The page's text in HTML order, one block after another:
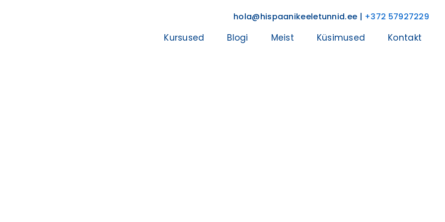
hola@hispaanikeeletunnid.ee | +372 57927229
Kursused Blogi Meist Küsimused Kontakt